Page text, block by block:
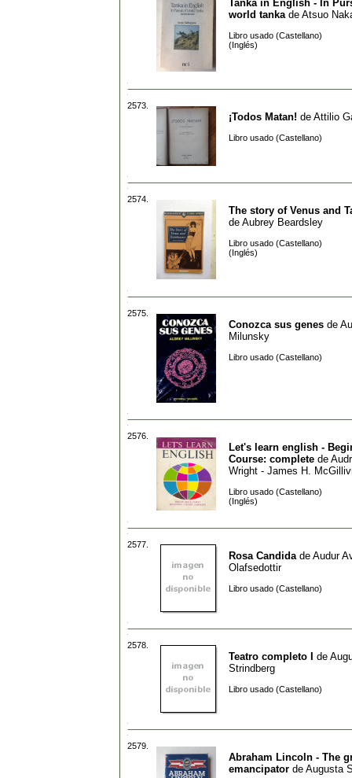
Tanka in English - In
world tanka de Atsuo
Libro usado (Castellano)
(Inglés)
2573.
¡Todos Matan! de Attilio
Libro usado (Castellano)
2574.
The story of Venus and
de Aubrey Beardsley
Libro usado (Castellano)
(Inglés)
2575.
Conozca sus genes de
Milunsky
Libro usado (Castellano)
2576.
Let's learn english -
Course: complete de
Wright - James H.
Libro usado (Castellano)
(Inglés)
2577.
Rosa Candida de Audur
Olafsedottir
Libro usado (Castellano)
2578.
Teatro completo I de
Strindberg
Libro usado (Castellano)
2579.
Abraham Lincoln - The
emancipator de Augusta